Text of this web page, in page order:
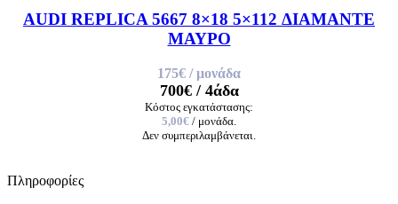
AUDI REPLICA 5667 8×18 5×112 ΔΙΑΜΑΝΤΕ
ΜΑΥΡΟ
175€ / μονάδα
700€/ 4άδα
Κόστος εγκατάστασης:
5,00€ / μονάδα.
Δεν συμπεριλαμβάνεται.
Πληροφορίες